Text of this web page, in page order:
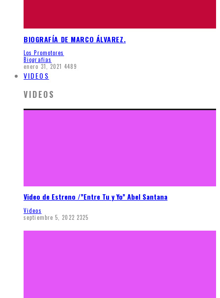
BIOGRAFÍA DE MARCO ÁLVAREZ.
Los Promotores
Biografias
enero 31, 2021 4489
VIDEOS
VIDEOS
Video de Estreno /”Entre Tu y Yo” Abel Santana
Videos
septiembre 5, 2022 2325